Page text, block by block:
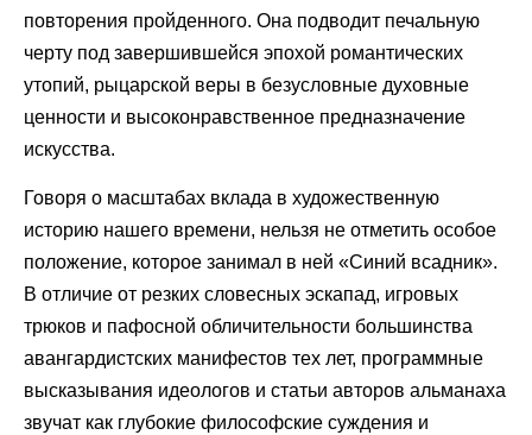
повторения пройденного. Она подводит печальную
черту под завершившейся эпохой романтических
утопий, рыцарской веры в безусловные духовные
ценности и высоконравственное предназначение
искусства.
Говоря о масштабах вклада в художественную
историю нашего времени, нельзя не отметить особое
положение, которое занимал в ней «Синий всадник».
В отличие от резких словесных эскапад, игровых
трюков и пафосной обличительности большинства
авангардистских манифестов тех лет, программные
высказывания идеологов и статьи авторов альманаха
звучат как глубокие философские суждения и